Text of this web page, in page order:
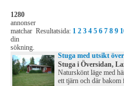
1280
annonser
matchar
din
sökning.
Resultatsida: 1 2 3 4 5 6 7 8 9
Stuga med utsikt
Stuga i Översidan,
Naturskönt läge med
ett tjärn och där bakom